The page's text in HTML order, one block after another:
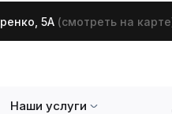
5А (смотреть на
Наши услуги